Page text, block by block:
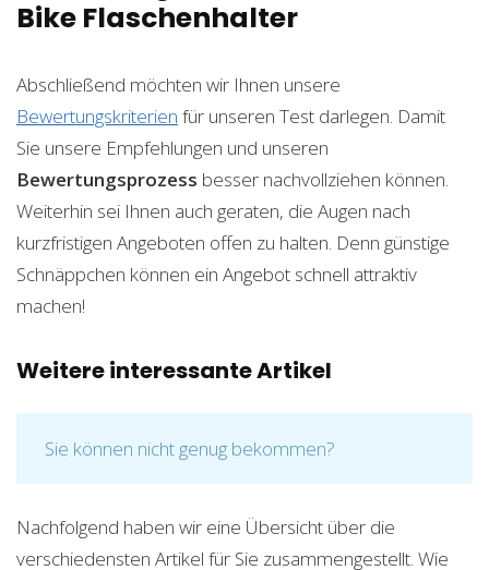
Bike Flaschenhalter
Abschließend möchten wir Ihnen unsere
Bewertungskriterien für unseren Test darlegen. Damit
Sie unsere Empfehlungen und unseren
Bewertungsprozess besser nachvollziehen können.
Weiterhin sei Ihnen auch geraten, die Augen nach
kurzfristigen Angeboten offen zu halten. Denn günstige
Schnäppchen können ein Angebot schnell attraktiv
machen!
Weitere interessante Artikel
Sie können nicht genug bekommen?
Nachfolgend haben wir eine Übersicht über die
verschiedensten Artikel für Sie zusammengestellt. Wie